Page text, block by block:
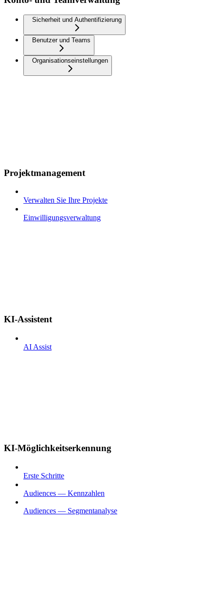
Sicherheit und Authentifizierung
Benutzer und Teams
Organisationseinstellungen
Projektmanagement
Verwalten Sie Ihre Projekte
Einwilligungsverwaltung
KI-Assistent
AI Assist
KI-Möglichkeitserkennung
Erste Schritte
Audiences — Kennzahlen
Audiences — Segmentanalyse